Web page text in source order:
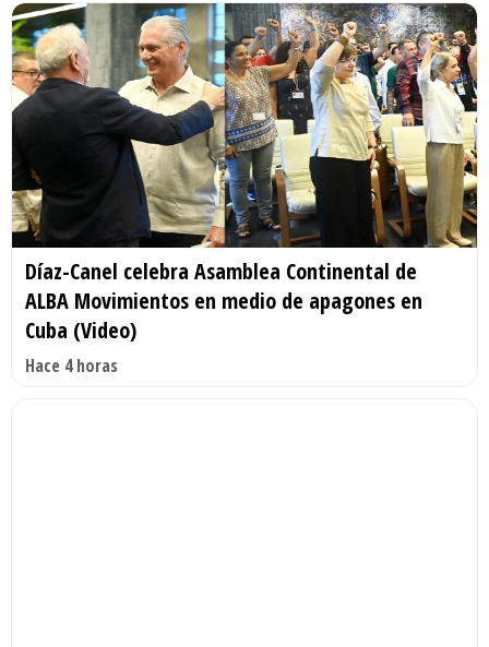
Díaz-Canel celebra Asamblea Continental de
ALBA Movimientos en medio de apagones en
Cuba (Video)
Hace 4 horas